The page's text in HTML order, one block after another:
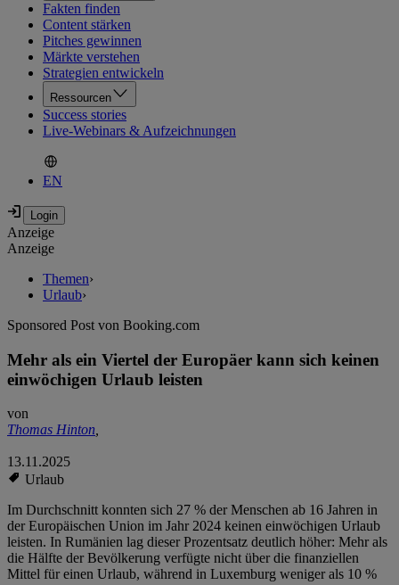
Fakten finden
Content stärken
Pitches gewinnen
Märkte verstehen
Strategien entwickeln
Ressourcen
Success stories
Live-Webinars & Aufzeichnungen
EN
Anzeige
Anzeige
Themen›
Urlaub›
Sponsored Post von Booking.com
Mehr als ein Viertel der Europäer kann sich keinen
einwöchigen Urlaub leisten
von
Thomas Hinton,
13.11.2025
Urlaub
Im Durchschnitt konnten sich 27 % der Menschen ab 16 Jahren in
der Europäischen Union im Jahr 2024 keinen einwöchigen Urlaub
leisten. In Rumänien lag dieser Prozentsatz deutlich höher: Mehr als
die Hälfte der Bevölkerung verfügte nicht über die finanziellen
Mittel für einen Urlaub, während in Luxemburg weniger als 10 %